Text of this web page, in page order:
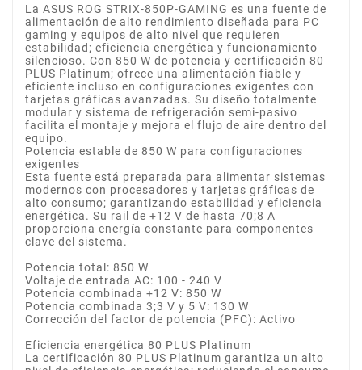
La ASUS ROG STRIX-850P-GAMING es una fuente de
alimentación de alto rendimiento diseñada para PC
gaming y equipos de alto nivel que requieren
estabilidad; eficiencia energética y funcionamiento
silencioso. Con 850 W de potencia y certificación 80
PLUS Platinum; ofrece una alimentación fiable y
eficiente incluso en configuraciones exigentes con
tarjetas gráficas avanzadas. Su diseño totalmente
modular y sistema de refrigeración semi-pasivo
facilita el montaje y mejora el flujo de aire dentro del
equipo.
Potencia estable de 850 W para configuraciones
exigentes
Esta fuente está preparada para alimentar sistemas
modernos con procesadores y tarjetas gráficas de
alto consumo; garantizando estabilidad y eficiencia
energética. Su rail de +12 V de hasta 70;8 A
proporciona energía constante para componentes
clave del sistema.
Potencia total: 850 W
Voltaje de entrada AC: 100 - 240 V
Potencia combinada +12 V: 850 W
Potencia combinada 3;3 V y 5 V: 130 W
Corrección del factor de potencia (PFC): Activo
Eficiencia energética 80 PLUS Platinum
La certificación 80 PLUS Platinum garantiza un alto